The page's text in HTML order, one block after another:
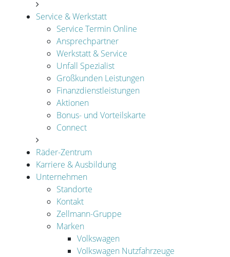
Service & Werkstatt
Service Termin Online
Ansprechpartner
Werkstatt & Service
Unfall Spezialist
Großkunden Leistungen
Finanzdienstleistungen
Aktionen
Bonus- und Vorteilskarte
Connect
Räder-Zentrum
Karriere & Ausbildung
Unternehmen
Standorte
Kontakt
Zellmann-Gruppe
Marken
Volkswagen
Volkswagen Nutzfahrzeuge